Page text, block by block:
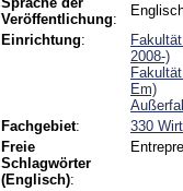
Veröffentlichung:
Einrichtung:
2008-)
Em)
Fachgebiet:
330
Freie
Schlagwörter
(Englisch):